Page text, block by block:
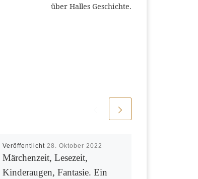
Veröffentlicht 28. Oktober 2022
Märchenzeit, Lesezeit,
Kinderaugen, Fantasie. Ein
über Halles Geschichte.